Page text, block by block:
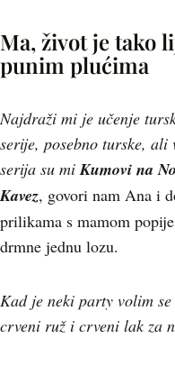
Ma, život je tako
punim plućima
Najdraži mi je učenje
serije, posebno turske,
serija su miKumovi na
Kavez, govori nam Ana i
prilikama s mamom
drmne jednu lozu.
Kad je neki party volim
crveni ruž i crveni lak za